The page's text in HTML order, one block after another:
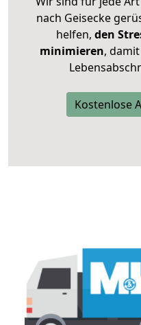
nach Geisecke
helfen, den
minimieren,
Kostenlose